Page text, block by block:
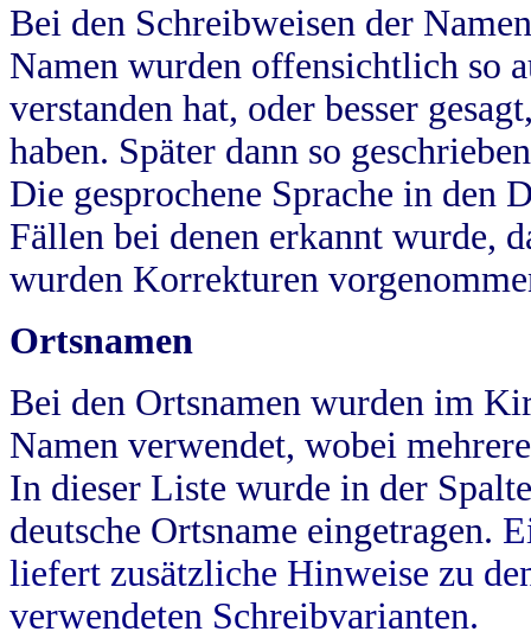
Bei den Schreibweisen der
Namen wurden offensichtlich so
verstanden hat, oder besser
haben. Später dann so
Die gesprochene Sprache in
Fällen bei denen erkannt wurde,
wurden Korrekturen
Ortsnamen
Bei den Ortsnamen wurden im
Namen verwendet, wobei
In dieser Liste wurde in der
deutsche Ortsname eingetragen.
liefert zusätzliche Hinweise zu
verwendeten Schreibvarianten.